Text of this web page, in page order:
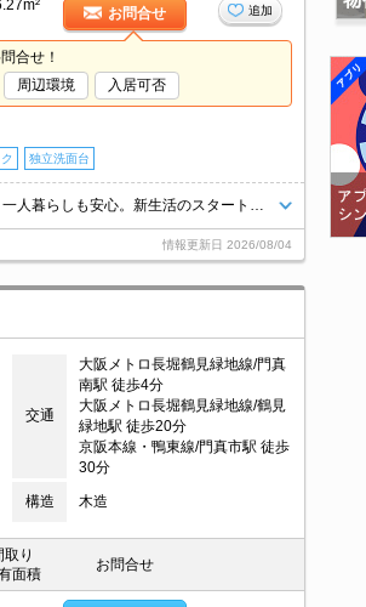
お問合せ 追加
合せ！
周辺環境 入居可否
独立洗面台
情報更新日 2026/08/04
交通
大阪メトロ長堀鶴見緑地線/門真
南駅 徒歩4分
大阪メトロ長堀鶴見緑地線/鶴見
緑地駅 徒歩20分
京阪本線・鴨東線/門真市駅 徒歩
30分
構造 木造
取り
面積
お問合せ